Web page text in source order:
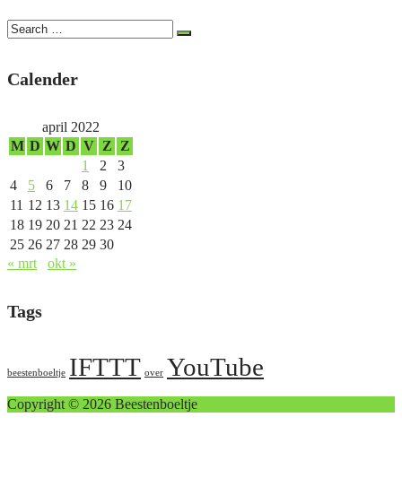
Calender
april 2022
M D W D V Z
Z
1
2
3
4
5 6 7 8 9
10
11 12 13 14 15 16 17
18 19 20 21 22 23 24
25 26 27 28 29 30
« mrt
okt »
Tags
beestenboeltje IFTTT over YouTube
Copyright © 2026 Beestenboeltje